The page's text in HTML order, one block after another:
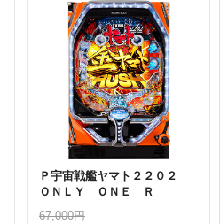
Ｐ宇宙戦艦ヤマト２２０２
ＯＮＬＹ ＯＮＥ Ｒ
67,000円